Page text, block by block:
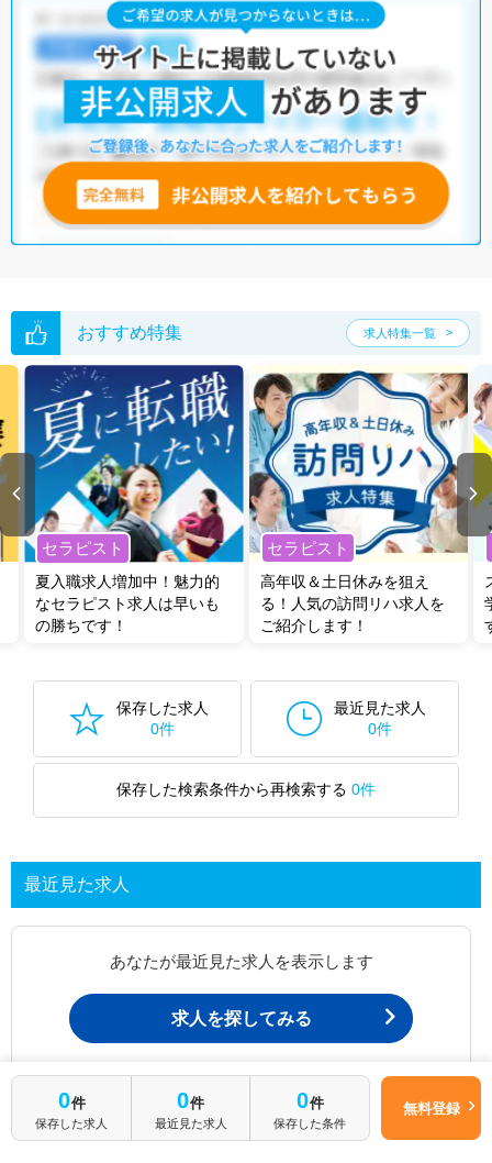
おすすめ特集 求人特集一覧
セラピスト
夏入職求人増加中！魅力的
なセラピスト求人は早いも
の勝ちです！
セラピスト
高年収＆土日休みを狙え
る！人気の訪問リハ求人を
ご紹介します！
保存した求人
0件
最近見た求人
0件
保存した検索条件から再検索する 0件
最近見た求人
あなたが最近見た求人を表示します
求人を探してみる
最近見た求人一覧ページから、
お問い合わせが可能です。
0件
保存した求人
0件
最近見た求人
0件
保存した条件
無料登録